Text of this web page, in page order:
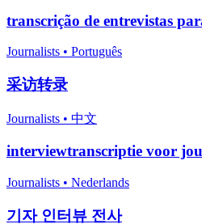
transcrição de entrevistas
Journalists • Português
采访转录
Journalists • 中文
interviewtranscriptie voor
Journalists • Nederlands
기자 인터뷰 전사